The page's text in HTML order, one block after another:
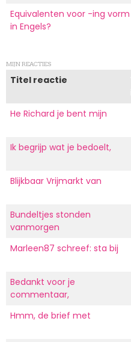
Equivalenten voor -ing vorm
in Engels?
MIJN REACTIES
Titel reactie
He Richard je bent mijn
Ik begrijp wat je bedoelt,
Blijkbaar Vrijmarkt van
Bundeltjes stonden
vanmorgen
Marleen87 schreef: sta bij
Bedankt voor je
commentaar,
Hmm, de brief met